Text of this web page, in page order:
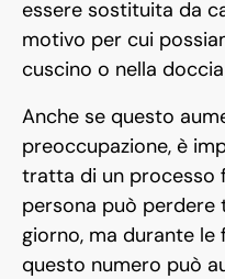
essere sostituita da
motivo per cui
cuscino o nella
Anche se questo
preoccupazione, è
tratta di un processo
persona può perdere
giorno, ma durante le
questo numero può